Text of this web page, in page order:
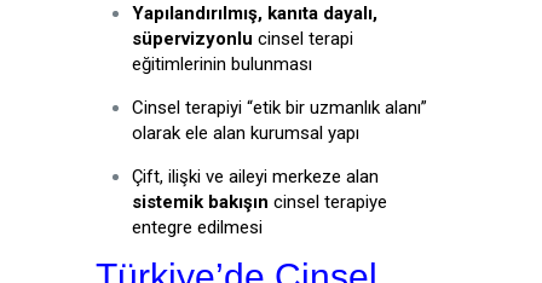
Yapılandırılmış, kanıta dayalı,
süpervizyonlu cinsel terapi
eğitimlerinin bulunması
Cinsel terapiyi “etik bir uzmanlık alanı”
olarak ele alan kurumsal yapı
Çift, ilişki ve aileyi merkeze alan
sistemik bakışın cinsel terapiye
entegre edilmesi